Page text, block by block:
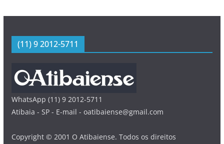
(11) 9 2012-5711
WhatsApp (11) 9 2012-5711
Atibaia - SP - E-mail - oatibaiense@gmail.com
Copyright © 2001 O Atibaiense. Todos os direitos